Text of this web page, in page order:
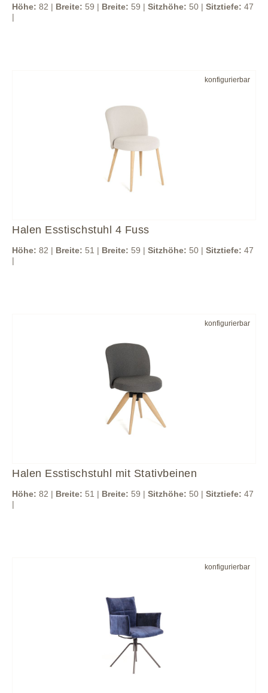
Höhe: 82 | Breite: 59 | Breite: 59 | Sitzhöhe: 50 | Sitztiefe: 47
|
konfigurierbar
Halen Esstischstuhl 4 Fuss
Höhe: 82 | Breite: 51 | Breite: 59 | Sitzhöhe: 50 | Sitztiefe: 47
|
konfigurierbar
Halen Esstischstuhl mit Stativbeinen
Höhe: 82 | Breite: 51 | Breite: 59 | Sitzhöhe: 50 | Sitztiefe: 47
|
konfigurierbar